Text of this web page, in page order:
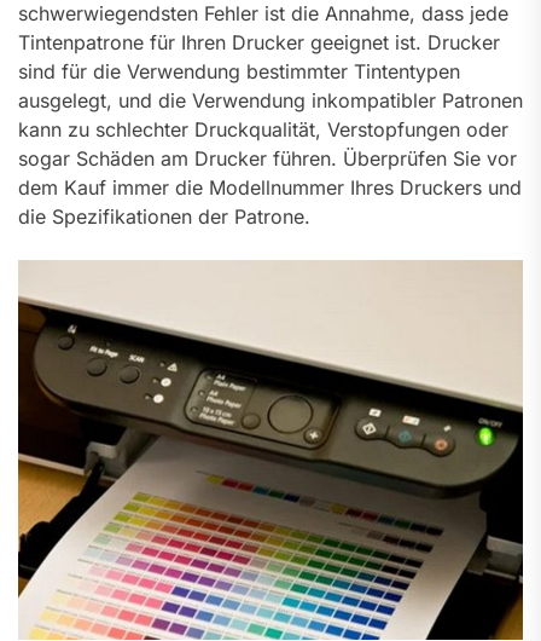
schwerwiegendsten Fehler ist die Annahme, dass jede
Tintenpatrone für Ihren Drucker geeignet ist. Drucker
sind für die Verwendung bestimmter Tintentypen
ausgelegt, und die Verwendung inkompatibler Patronen
kann zu schlechter Druckqualität, Verstopfungen oder
sogar Schäden am Drucker führen. Überprüfen Sie vor
dem Kauf immer die Modellnummer Ihres Druckers und
die Spezifikationen der Patrone.